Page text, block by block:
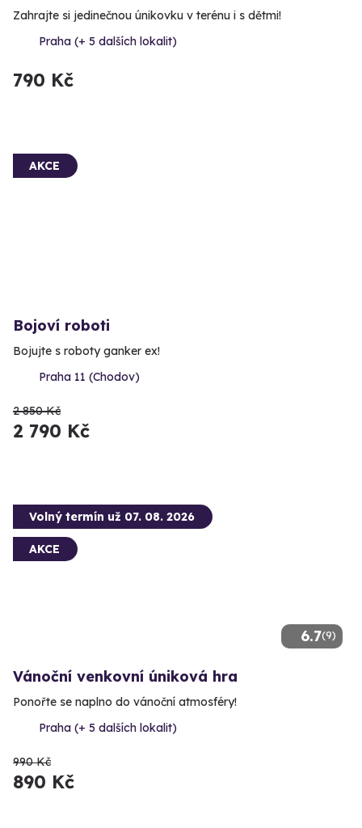
Zahrajte si jedinečnou únikovku v terénu i s dětmi!
Praha (+ 5 dalších lokalit)
790 Kč
AKCE
Bojoví roboti
Bojujte s roboty ganker ex!
Praha 11 (Chodov)
2 850 Kč
2 790 Kč
6.7(9)
Volný termín už 07. 08. 2026
AKCE
Vánoční venkovní úniková hra
Ponořte se naplno do vánoční atmosféry!
Praha (+ 5 dalších lokalit)
990 Kč
890 Kč